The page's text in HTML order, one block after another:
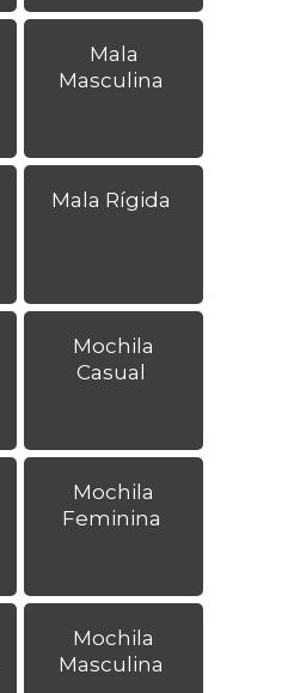
Mala
Masculina
Mala Rígida
Mochila
Casual
Mochila
Feminina
Mochila
Masculina